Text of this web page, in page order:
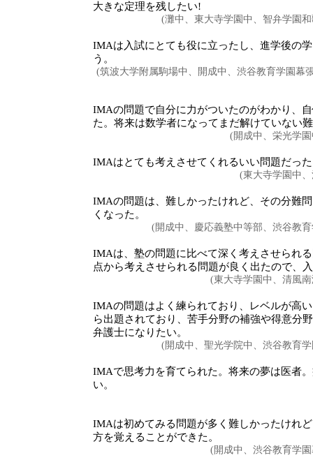
大きな定理を残したい!
(灘中、東大寺学園中、智弁学園
IMAは入試にとても役に立ったし、進学後の
う。
(筑波大学附属駒場中、開成中、渋谷教育学園幕
IMAの問題で自分に力がついたのがわかり、
た。将来は数学者になってまだ解けていない
(開成中、栄光学
IMAはとても考えさせてくれるいい問題だっ
(東大寺学園中
IMAの問題は、難しかったけれど、その分難
くなった。
(開成中、慶応義塾中等部、渋谷教
IMAは、塾の問題に比べて深く考えさせられ
点から考えさせられる問題が良く出たので、
(東大寺学園中、清風
IMAの問題はよく練られており、レベルが高
ら出題されており、苦手分野の補強や得意分
弁護士になりたい。
(開成中、聖光学院中、渋谷教育
IMAで思考力を育てられた。将来の夢は医者
い。
IMAは初めてみる問題が多く難しかったけれ
方を覚えることができた。
(開成中、渋谷教育学